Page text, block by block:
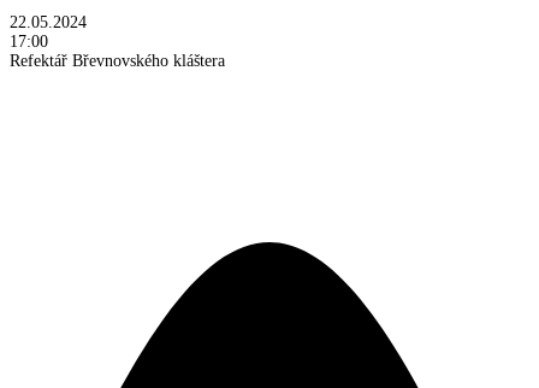
22.05.2024
17:00
Refektář Břevnovského kláštera